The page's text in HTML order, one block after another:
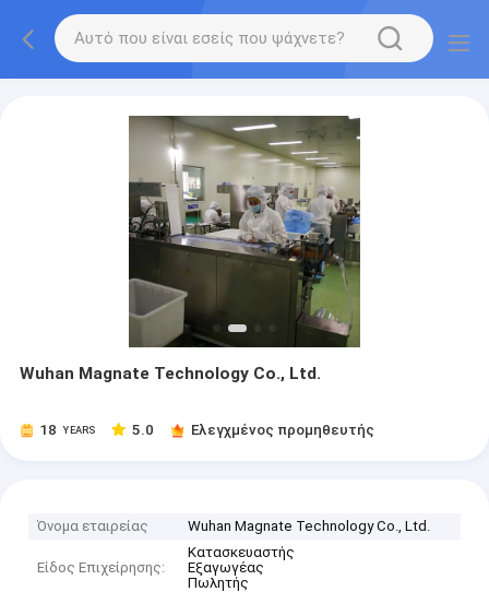
Wuhan Magnate Technology Co., Ltd.
18 YEARS 5.0 Ελεγχμένος προμηθευτής
Όνομα εταιρείας Wuhan Magnate Technology Co., Ltd.
Είδος Επιχείρησης:
Κατασκευαστής
Εξαγωγέας
Πωλητής